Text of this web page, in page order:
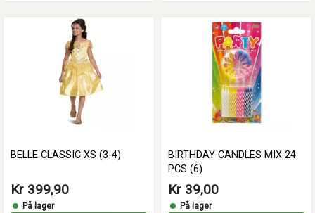
BELLE CLASSIC XS (3-4)
Kr 399,90
På lager
BIRTHDAY CANDLES MIX 24
PCS (6)
Kr 39,00
På lager